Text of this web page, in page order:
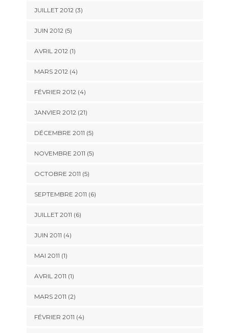
JUILLET 2012 (3)
JUIN 2012 (5)
AVRIL 2012 (1)
MARS 2012 (4)
FÉVRIER 2012 (4)
JANVIER 2012 (21)
DÉCEMBRE 2011 (5)
NOVEMBRE 2011 (5)
OCTOBRE 2011 (5)
SEPTEMBRE 2011 (6)
JUILLET 2011 (6)
JUIN 2011 (4)
MAI 2011 (1)
AVRIL 2011 (1)
MARS 2011 (2)
FÉVRIER 2011 (4)